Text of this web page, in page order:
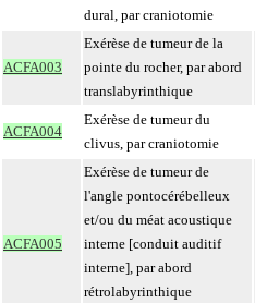
dural, par craniotomie
ACFA003
Exérèse de tumeur de la
pointe du rocher, par abord
translabyrinthique
ACFA004
Exérèse de tumeur du
clivus, par craniotomie
ACFA005
Exérèse de tumeur de
l'angle pontocérébelleux
et/ou du méat acoustique
interne [conduit auditif
interne], par abord
rétrolabyrinthique